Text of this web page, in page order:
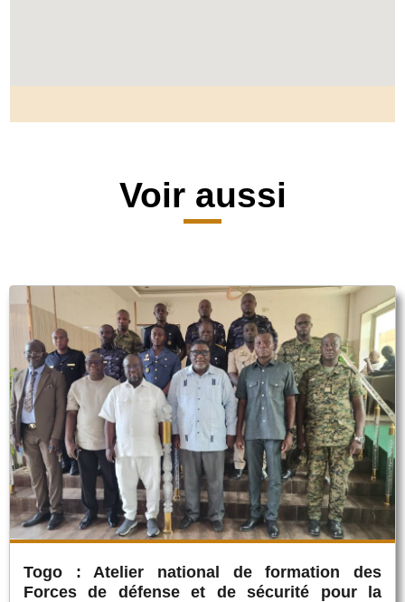
Voir aussi
Togo : Atelier national de formation des
Forces de défense et de sécurité pour la